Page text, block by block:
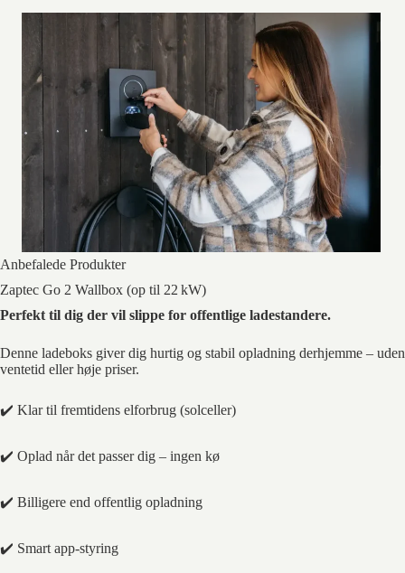
Anbefalede Produkter
Zaptec Go 2 Wallbox (op til 22 kW)
Perfekt til dig der vil slippe for offentlige ladestandere.
Denne ladeboks giver dig hurtig og stabil opladning derhjemme – uden
ventetid eller høje priser.
✔️ Klar til fremtidens elforbrug (solceller)
✔️ Oplad når det passer dig – ingen kø
✔️ Billigere end offentlig opladning
✔️ Smart app-styring